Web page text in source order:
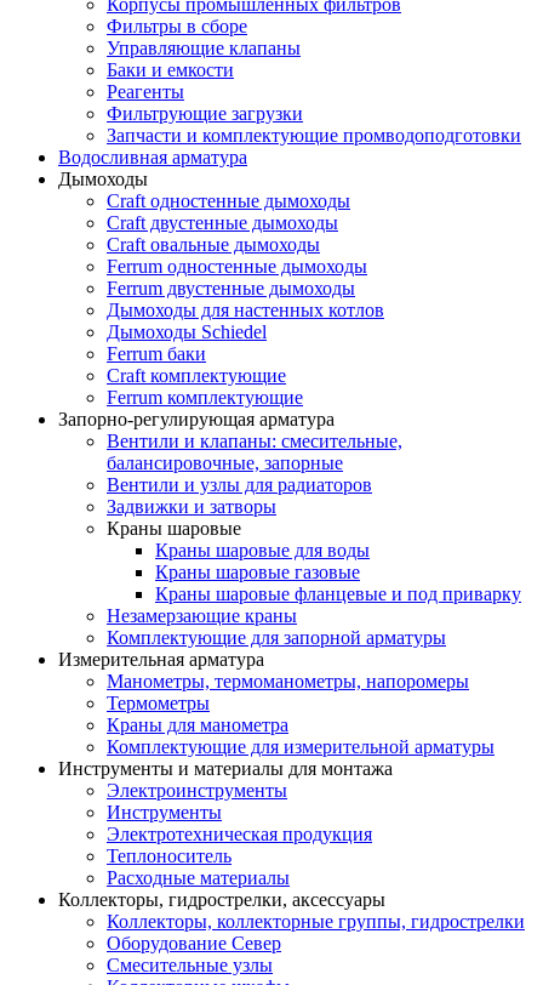
Корпусы промышленных фильтров
Фильтры в сборе
Управляющие клапаны
Баки и емкости
Реагенты
Фильтрующие загрузки
Запчасти и комплектующие промводоподготовки
Водосливная арматура
Дымоходы
Craft одностенные дымоходы
Craft двустенные дымоходы
Craft овальные дымоходы
Ferrum одностенные дымоходы
Ferrum двустенные дымоходы
Дымоходы для настенных котлов
Дымоходы Schiedel
Ferrum баки
Craft комплектующие
Ferrum комплектующие
Запорно-регулирующая арматура
Вентили и клапаны: смесительные,
балансировочные, запорные
Вентили и узлы для радиаторов
Задвижки и затворы
Краны шаровые
Краны шаровые для воды
Краны шаровые газовые
Краны шаровые фланцевые и под приварку
Незамерзающие краны
Комплектующие для запорной арматуры
Измерительная арматура
Манометры, термоманометры, напоромеры
Термометры
Краны для манометра
Комплектующие для измерительной арматуры
Инструменты и материалы для монтажа
Электроинструменты
Инструменты
Электротехническая продукция
Теплоноситель
Расходные материалы
Коллекторы, гидрострелки, аксессуары
Коллекторы, коллекторные группы, гидрострелки
Оборудование Север
Смесительные узлы